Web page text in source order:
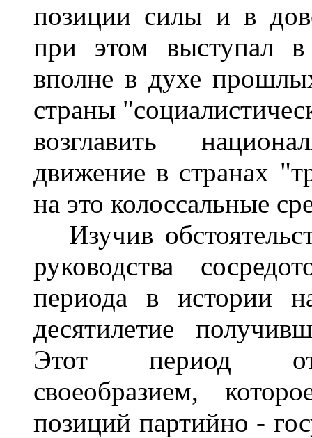
позиции силы и в
при этом выступал в
вполне в духе
страны
возглавить
движение в странах
на это колоссальные
Изучив
руководства
периода в истории
десятилетие
Этот период
своеобразием,
позиций партийно -